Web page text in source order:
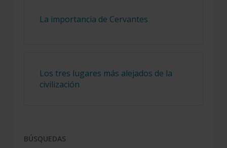
La importancia de Cervantes
Los tres lugares más alejados de la
civilización
BÚSQUEDAS